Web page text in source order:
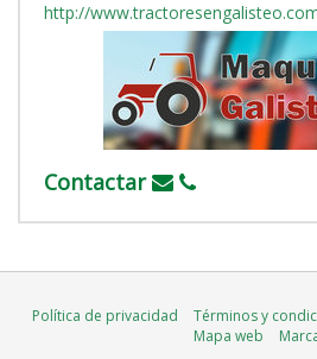
http://
Contactar
Política de privacidad Términos y
Mapa web